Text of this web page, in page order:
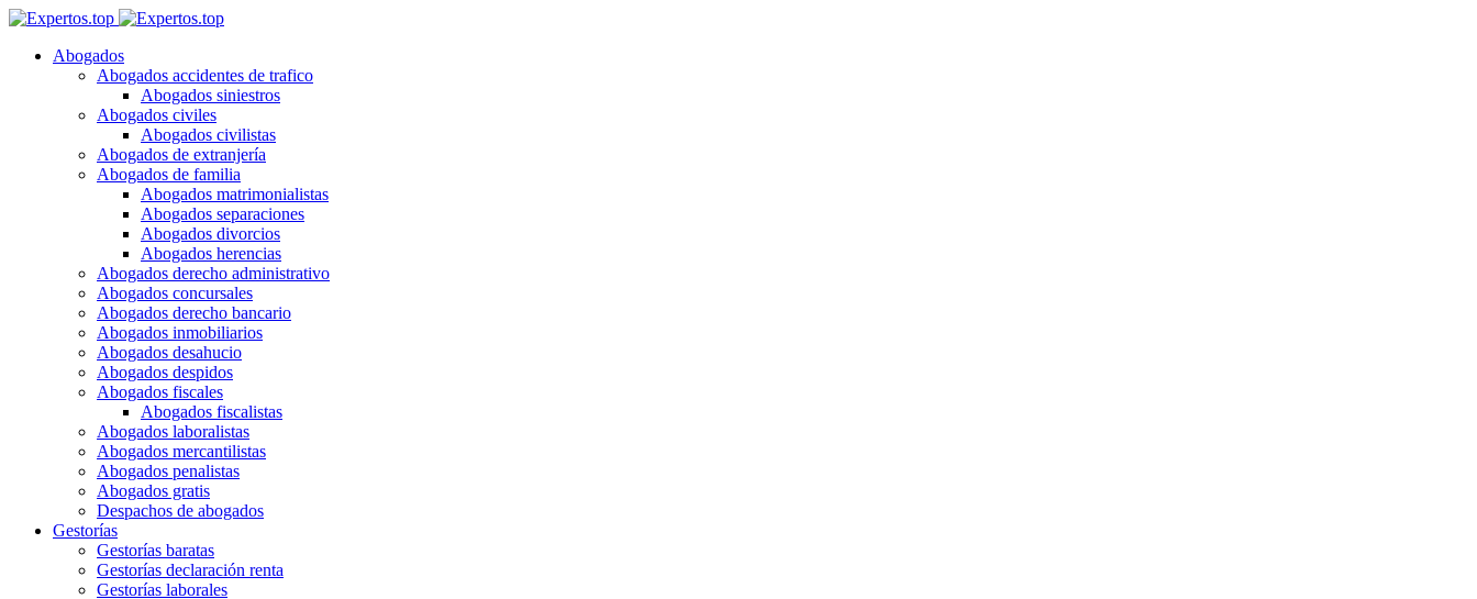
Abogados
Abogados accidentes de trafico
Abogados siniestros
Abogados civiles
Abogados civilistas
Abogados de extranjería
Abogados de familia
Abogados matrimonialistas
Abogados separaciones
Abogados divorcios
Abogados herencias
Abogados derecho administrativo
Abogados concursales
Abogados derecho bancario
Abogados inmobiliarios
Abogados desahucio
Abogados despidos
Abogados fiscales
Abogados fiscalistas
Abogados laboralistas
Abogados mercantilistas
Abogados penalistas
Abogados gratis
Despachos de abogados
Gestorías
Gestorías baratas
Gestorías declaración renta
Gestorías laborales